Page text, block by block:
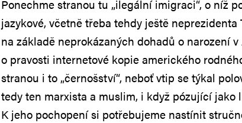
Ponechme stranou tu „ilegální imigraci“, o níž
jazykové, včetně třeba tehdy ještě
na základě neprokázaných dohadů o narození
o pravosti internetové kopie amerického
stranou i to „černošství“, neboť vtip se týkal
tedy ten marxista a muslim, i když pózující jako
K jeho pochopení si potřebujeme nastínit